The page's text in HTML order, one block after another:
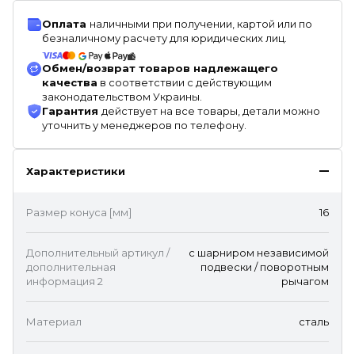
Оплата наличными при получении, картой или по
безналичному расчету для юридических лиц.
Обмен/возврат товаров надлежащего
качества в соответствии с действующим
законодательством Украины.
Гарантия действует на все товары, детали можно
уточнить у менеджеров по телефону.
Характеристики
Размер конуса [мм] 16
Дополнительный артикул /
дополнительная
информация 2
c шарниром независимой
подвески / поворотным
рычагом
Материал сталь